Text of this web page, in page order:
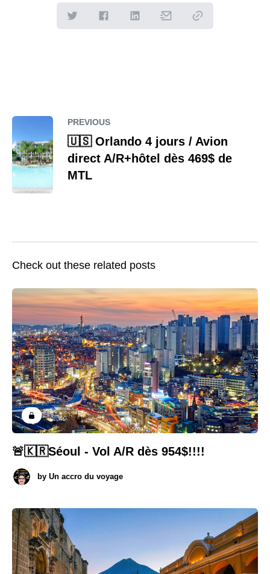
PREVIOUS
🇺🇸 Orlando 4 jours / Avion
direct A/R+hôtel dès 469$ de
MTL
Check out these related posts
🚨🇰🇷Séoul - Vol A/R dès 954$!!!!
by Un accro du voyage